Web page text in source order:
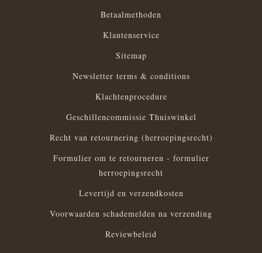
Betaalmethoden
Klantenservice
Sitemap
Newsletter terms & conditions
Klachtenprocedure
Geschillencommissie Thuiswinkel
Recht van retournering (herroepingsrecht)
Formulier om te retourneren - formulier
herroepingsrecht
Levertijd en verzendkosten
Voorwaarden schademelden na verzending
Reviewbeleid